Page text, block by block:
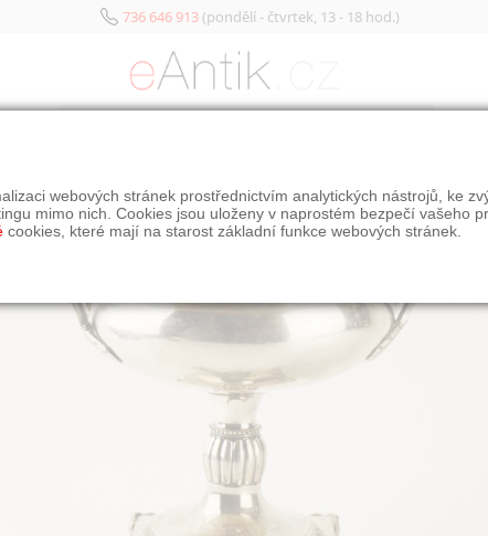
736 646 913(pondělí - čtvrtek, 13 - 18 hod.)
webových stránek prostřednictvím analytických nástrojů, ke
mimo nich. Cookies jsou uloženy v naprostém bezpečí vašeho
cookies, které mají na starost základní funkce webových stránek.